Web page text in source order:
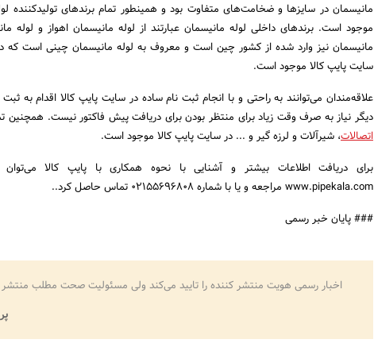
مانیسمان در سایزها و ضخامت‌های متفاوت بود و همینطور تمام برندهای تولیدکننده
موجود است. برندهای داخلی لوله مانیسمان عبارتند از لوله مانیسمان اهواز و لوله
مانیسمان نیز وارد شده از کشور چین است و معروف به لوله مانیسمان چینی است که
سایت پایپ کالا موجود است.
علاقه‌مندان می‌توانند به راحتی و با انجام ثبت نام ساده در سایت پایپ کالا اقدام به
دیگر نیاز به صرف وقت زیاد برای منتظر بودن برای دریافت پیش فاکتور نیست. همچنین
اتصالات، شیرآلات و لرزه گیر و ... در سایت پایپ کالا موجود است.
برای دریافت اطلاعات بیشتر و آشنایی با نحوه همکاری با پایپ کالا
www.pipekala.com مراجعه و یا با شماره 02155696808 تماس حاصل کرد..
### پایان خبر رسمی
اخبار رسمی هویت منتشر کننده را تایید می‌کند ولی مسئولیت صحت مطلب